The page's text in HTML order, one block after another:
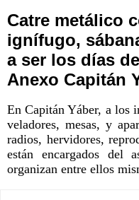
Catre metálico
ignífugo,
a ser los días
Anexo Capitán
En Capitán Yáber, a los
veladores, mesas, y
radios, hervidores,
están encargados del
organizan entre ellos